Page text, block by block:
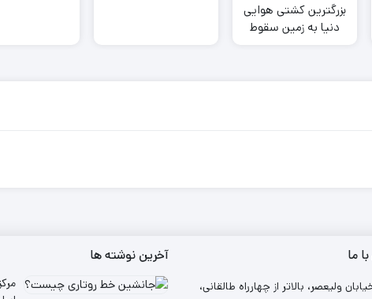
بزرگترین کشتی هوایی
دنیا به زمین سقوط
ما
ولیعصر، بالاتر از چهارراه طالقانی،
آخرین نوشته ها